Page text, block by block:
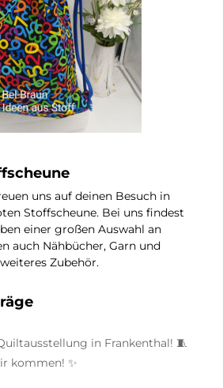
uns auf deinen Besuch in
Stoffscheune. Bei uns findest
einer großen Auswahl an
auch Nähbücher, Garn und
Zubehör.
in Frankenthal! 🧵
kommen! ✨